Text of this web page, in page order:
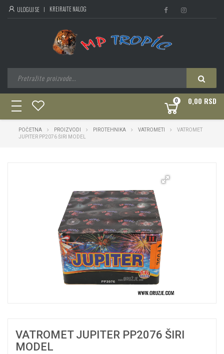
ULOGUJ SE KREIRAJTE NALOG
toggle
navigation
0 0,00 RSD
POČETNA PROIZVODI PIROTEHNIKA VATROMETI
VATROMET
JUPITER PP2076 ŠIRI MODEL
VATROMET JUPITER PP2076 ŠIRI
MODEL